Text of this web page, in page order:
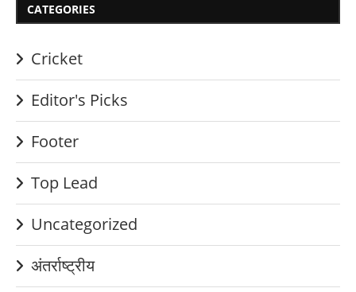
CATEGORIES
Cricket
Editor's Picks
Footer
Top Lead
Uncategorized
अंतर्राष्ट्रीय